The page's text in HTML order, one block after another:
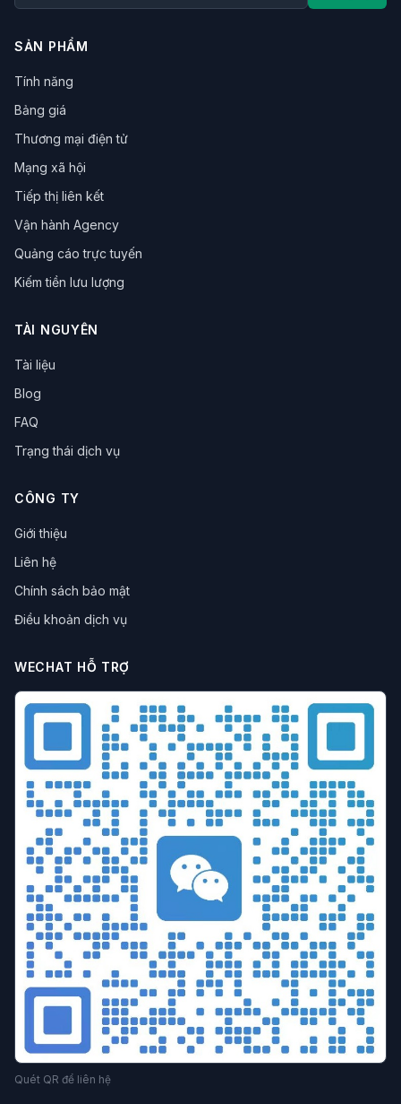
SẢN PHẨM
Tính năng
Bảng giá
Thương mại điện tử
Mạng xã hội
Tiếp thị liên kết
Vận hành Agency
Quảng cáo trực tuyến
Kiếm tiền lưu lượng
TÀI NGUYÊN
Tài liệu
Blog
FAQ
Trạng thái dịch vụ
CÔNG TY
Giới thiệu
Liên hệ
Chính sách bảo mật
Điều khoản dịch vụ
WECHAT HỖ TRỢ
Quét QR để liên hệ